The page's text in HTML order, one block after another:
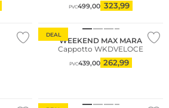
PVC499,00 323,99
DEAL
WEEKEND MAX MARA
Cappotto WKDVELOCE
PVC439,00 262,99